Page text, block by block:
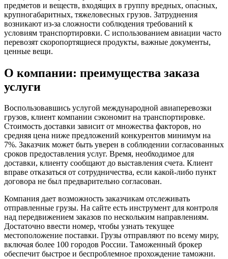
предметов и веществ, входящих в группу вредных, опасных,
крупногабаритных, тяжеловесных грузов. Затруднения
возникают из-за сложности соблюдения требований к
условиям транспортировки. С использованием авиации часто
перевозят скоропортящиеся продукты, важные документы,
ценные вещи.
О компании: преимущества заказа
услуги
Воспользовавшись услугой международной авиаперевозки
грузов, клиент компании сэкономит на транспортировке.
Стоимость доставки зависит от множества факторов, но
средняя цена ниже предложений конкурентов минимум на
7%. Заказчик может быть уверен в соблюдении согласованных
сроков предоставления услуг. Время, необходимое для
доставки, клиенту сообщают до выставления счета. Клиент
вправе отказаться от сотрудничества, если какой-либо пункт
договора не был предварительно согласован.
Компания дает возможность заказчикам отслеживать
отправленные грузы. На сайте есть инструмент для контроля
над передвижением заказов по нескольким направлениям.
Достаточно ввести номер, чтобы узнать текущее
местоположение поставки. Грузы отправляют по всему миру,
включая более 100 городов России. Таможенный брокер
обеспечит быстрое и беспроблемное прохождение таможни.